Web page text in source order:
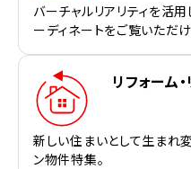
バーチャルリアリティを活
ーディネートをご覧いただけ
リフォーム
新しい住まいとして生まれ
ン物件特集。